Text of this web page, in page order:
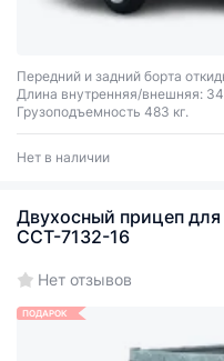
Передний и задний борта
Длина внутренняя/внешняя:
Грузоподъемность 483 кг.
Нет в наличии
Двухосный прицеп
ССТ-7132-16
Нет отзывов
ПОДАРОК